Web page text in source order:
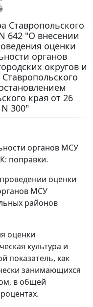
Ставропольского
642 "О внесении
оценки
органов
округов и
края от 26
300"
органов МСУ
поправки.
оценки
МСУ
районов
оценки
культура и
показатель, как
занимающихся
в общей